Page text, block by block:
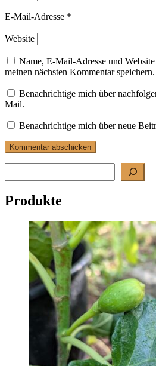
E-Mail-Adresse *
Website
Name, E-Mail-Adresse und
meinen nächsten Kommentar speichern.
Benachrichtige mich über
Mail.
Benachrichtige mich über neue
Produkte